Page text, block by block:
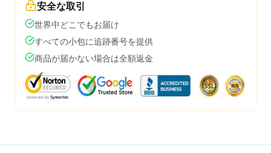
安全な取引
世界中どこでもお届け
すべての小包に追跡番号を提供
商品が届かない場合は全額返金